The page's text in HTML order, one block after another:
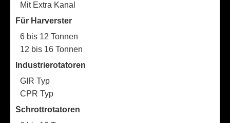
Mit Extra Kanal
Für Harverster
6 bis 12 Tonnen
12 bis 16 Tonnen
Industrierotatoren
GIR Typ
CPR Typ
Schrottrotatoren